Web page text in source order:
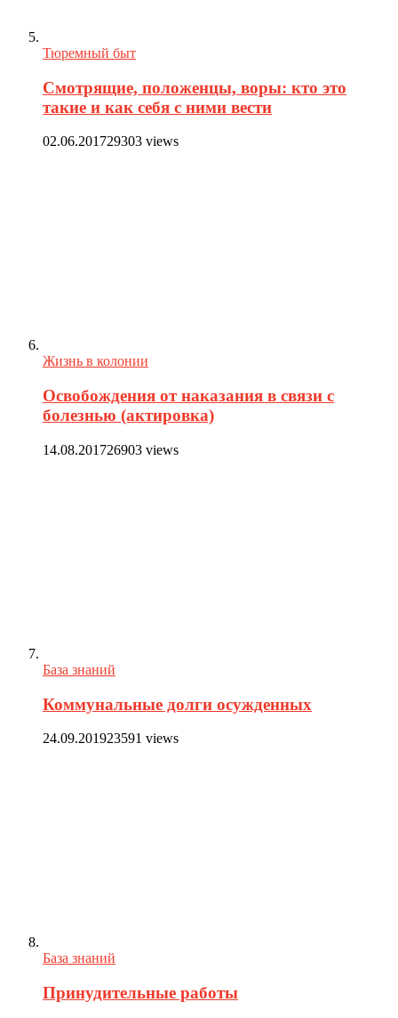
Тюремный быт
Смотрящие, положенцы, воры: кто это
такие и как себя с ними вести
02.06.201729303 views
Жизнь в колонии
Освобождения от наказания в связи с
болезнью (актировка)
14.08.201726903 views
База знаний
Коммунальные долги осужденных
24.09.201923591 views
База знаний
Принудительные работы